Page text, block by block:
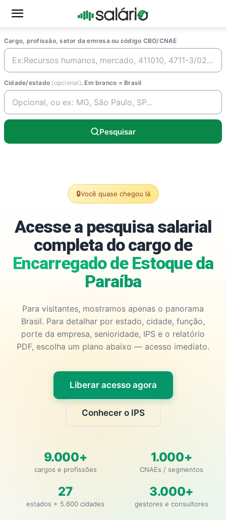
Cargo, profissão, setor da emresa ou código CBO/CNAE
Cidade/estado (opcional). Em branco = Brasil
Pesquisar
🔒Você quase chegou lá
Acesse a pesquisa salarial
completa do cargo de
Encarregado de Estoque da
Paraíba
Para visitantes, mostramos apenas o panorama
Brasil. Para detalhar por estado, cidade, função,
porte da empresa, senioridade, IPS e o relatório
PDF, escolha um plano abaixo — acesso imediato.
Liberar acesso agora
Conhecer o IPS
9.000+
cargos e profissões
1.000+
CNAEs / segmentos
27
estados + 5.600 cidades
3.000+
gestores e consultores